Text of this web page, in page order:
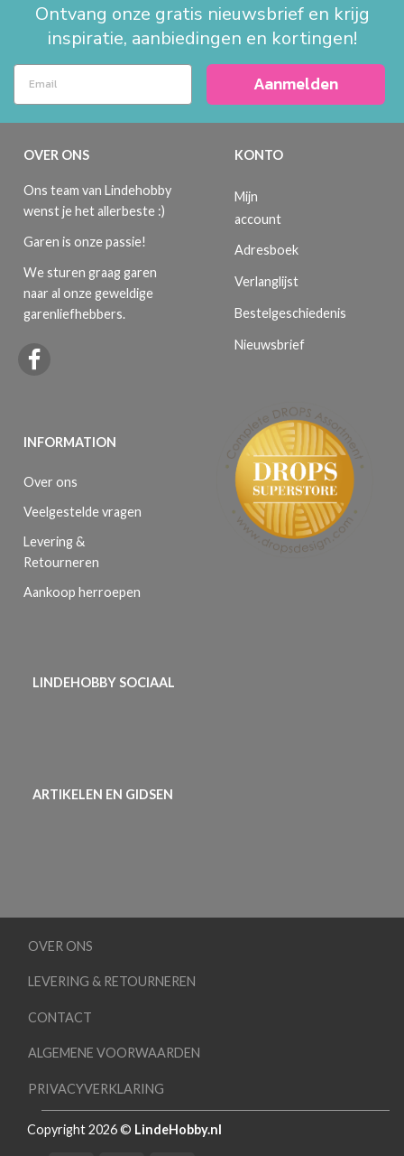
Ontvang onze gratis nieuwsbrief en krijg
inspiratie, aanbiedingen en kortingen!
Aanmelden
OVER ONS
Ons team van Lindehobby
wenst je het allerbeste :)
Garen is onze passie!
We sturen graag garen
naar al onze geweldige
garenliefhebbers.
INFORMATION
Over ons
Veelgestelde vragen
Levering &
Retourneren
Aankoop herroepen
KONTO
Mijn
account
Adresboek
Verlanglijst
Bestelgeschiedenis
Nieuwsbrief
LINDEHOBBY SOCIAAL
ARTIKELEN EN GIDSEN
OVER ONS
LEVERING & RETOURNEREN
CONTACT
ALGEMENE VOORWAARDEN
PRIVACYVERKLARING
Copyright 2026 © LindeHobby.nl